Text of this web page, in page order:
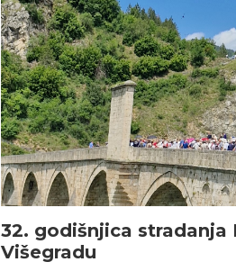
32. godišnjica stradanja
Višegradu